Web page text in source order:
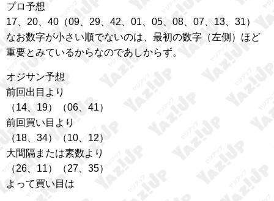
プロ予想
17、20、40（09、29、42、01、05、08、07、13、31）
なお数字が小さい順でないのは、最初の数字（左側）ほど
重要とみているからなのであしからず。
オジサン予想
前回出目より
（14、19）（06、41）
前回買い目より
（18、34）（10、12）
大間隔または素数より
（26、11）（27、35）
よって買い目は